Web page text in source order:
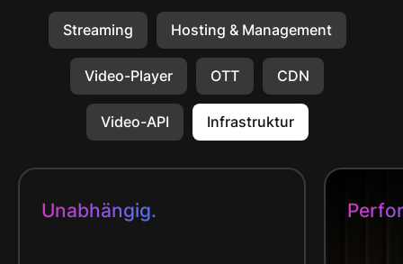
Streaming Hosting & Management
Video-Player OTT CDN
Video-API Infrastruktur
Unabhängig.